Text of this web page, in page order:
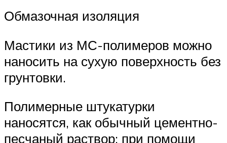
Обмазочная изоляция
Мастики из МС-полимеров можно
наносить на сухую поверхность без
грунтовки.
Полимерные штукатурки
наносятся, как обычный цементно-
песчаный раствор: при помощи